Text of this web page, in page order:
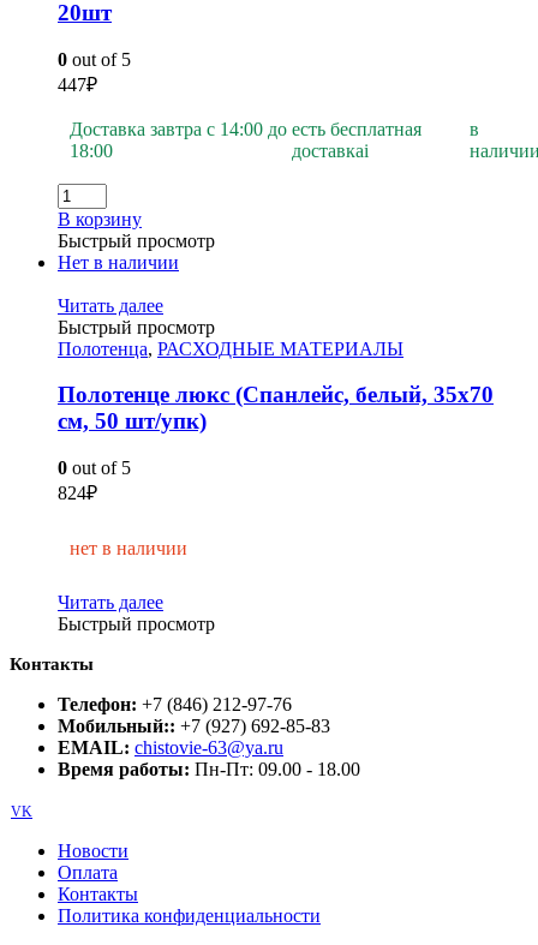
20шт
0 out of 5
447₽
Доставка завтра с 14:00 до
18:00
есть бесплатная
доставкаi
в
В корзину
Быстрый просмотр
Нет в наличии
Читать далее
Быстрый просмотр
Полотенца, РАСХОДНЫЕ МАТЕРИАЛЫ
Полотенце люкс (Спанлейс, белый, 35х70
см, 50 шт/упк)
0 out of 5
824₽
нет в наличии
Читать далее
Быстрый просмотр
Контакты
Телефон: +7 (846) 212-97-76
Мобильный:: +7 (927) 692-85-83
EMAIL: chistovie-63@ya.ru
Время работы: Пн-Пт: 09.00 - 18.00
VK
Новости
Оплата
Контакты
Политика конфиденциальности